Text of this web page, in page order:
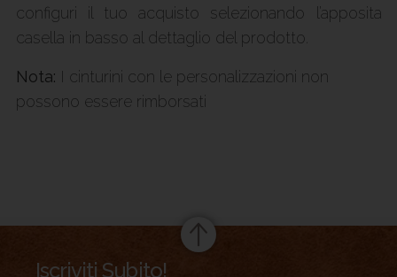
configuri il tuo acquisto selezionando l’apposita
casella in basso al dettaglio del prodotto.
Nota: I cinturini con le personalizzazioni non
possono essere rimborsati
Iscriviti Subito!